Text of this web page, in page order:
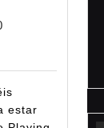
estar